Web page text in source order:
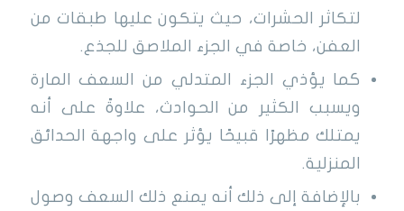
لتكاثر الحشرات، حيث يتكون عليها طبقات من
العفن، خاصة في الجزء الملاصق للجذع.
كما يؤذي الجزء المتدلي من السعف المارة
ويسبب الكثير من الحوادث، علاوةً على أنه
يمتلك مظهرًا قبيحًا يؤثر على واجهة الحدائق
المنزلية.
بالإضافة إلى ذلك أنه يمنع ذلك السعف وصول